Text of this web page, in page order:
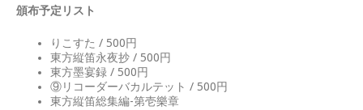
頒布予定リスト
りこすた / 500円
東方縦笛永夜抄 / 500円
東方墨宴録 / 500円
⑨リコーダーバカルテット / 500円
東方縦笛総集編-第壱樂章